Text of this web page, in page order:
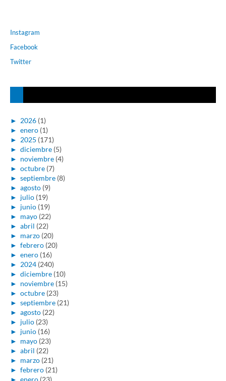
Instagram
Facebook
Twitter
► 2026 (1)
► enero (1)
► 2025 (171)
► diciembre (5)
► noviembre (4)
► octubre (7)
► septiembre (8)
► agosto (9)
► julio (19)
► junio (19)
► mayo (22)
► abril (22)
► marzo (20)
► febrero (20)
► enero (16)
► 2024 (240)
► diciembre (10)
► noviembre (15)
► octubre (23)
► septiembre (21)
► agosto (22)
► julio (23)
► junio (16)
► mayo (23)
► abril (22)
► marzo (21)
► febrero (21)
► enero (23)